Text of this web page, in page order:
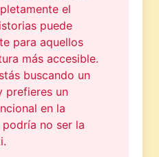
el
puede
para aquellos
más accesible.
buscando un
prefieres un
en la
no ser la